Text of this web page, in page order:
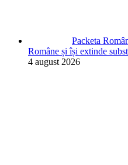
Packeta
Române și își extinde
4 august 2026